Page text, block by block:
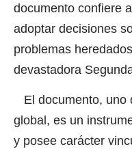
documento confiere
adoptar decisiones
problemas
devastadora
El documento, uno
global, es un
y posee carácter